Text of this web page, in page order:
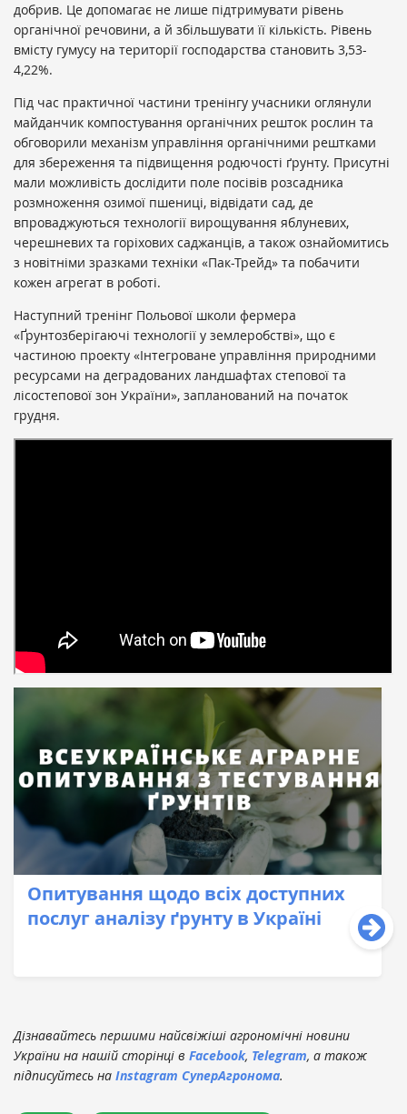
добрив. Це допомагає не лише підтримувати рівень
органічної речовини, а й збільшувати її кількість. Рівень
вмісту гумусу на території господарства становить 3,53-
4,22%.
Під час практичної частини тренінгу учасники оглянули
майданчик компостування органічних решток рослин та
обговорили механізм управління органічними рештками
для збереження та підвищення родючості ґрунту. Присутні
мали можливість дослідити поле посівів розсадника
розмноження озимої пшениці, відвідати сад, де
впроваджуються технології вирощування яблуневих,
черешневих та горіхових саджанців, а також ознайомитись
з новітніми зразками техніки «Пак-Трейд» та побачити
кожен агрегат в роботі.
Наступний тренінг Польової школи фермера
«Ґрунтозберігаючі технології у землеробстві», що є
частиною проекту «Інтегроване управління природними
ресурсами на деградованих ландшафтах степової та
лісостепової зон України», запланований на початок
грудня.
Опитування щодо всіх доступних
послуг аналізу ґрунту в Україні
Дізнавайтесь першими найсвіжіші агрономічні новини
України на нашій сторінці в Facebook, Telegram, а також
підписуйтесь на Instagram СуперАгронома.